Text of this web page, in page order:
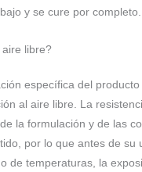
y se cure por completo.
libre?
específica del
al aire libre. La
la formulación y de las
por lo que antes de su
de temperaturas, la